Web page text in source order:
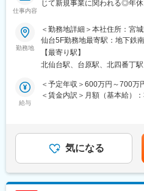
た目標設定。上長との定期
をしっかり評価。
■キャリアパスが選べる：一般
メント経験やスペシャリスト
に就任した事例もあり。
る土壌があります。実際に20
■年1回のキャリア面談を実施
変更の範囲：会社の定める業務
仕事内容
じて新規事業に関われる◎年
身に付ける事が可能！＞
■業務概要：
同社はパイオニアグループの
開発に携わる技術職を募集し
組み込みソフトウェアの開発
い業務に従事していただきま
・車載関連の組み込みソフト
・ソフトウェアの検証および解
・ハードウェア制御に関わる
勤務地
＜勤務地詳細＞本社住所：宮
仙台5F勤務地最寄駅：地下鉄
内全面禁煙変更の範囲：会社の
【最寄り駅】
北仙台駅、台原駅、北四番丁駅
給与
＜予定年収＞600万円～700万
＜賃金内訳＞月額（基本給）
月）■モデル年収例：年収600
職）、年収800万円／40歳（
目安の金額であり、選考を通
給(月額)は固定手当を含めた表
気になる